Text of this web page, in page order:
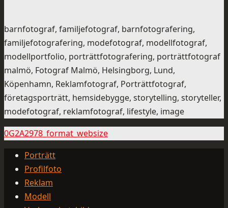
barnfotograf, familjefotograf, barnfotografering,
familjefotografering, modefotograf, modellfotograf,
modellportfolio, porträttfotografering, porträttfotograf
malmö, Fotograf Malmö, Helsingborg, Lund,
Köpenhamn, Reklamfotograf, Porträttfotograf,
företagsporträtt, hemsidebygge, storytelling, storyteller,
modefotograf, reklamfotograf, lifestyle, image
0G2A2978_format_websize
Porträtt
Profilfoto
Reklam
Modell